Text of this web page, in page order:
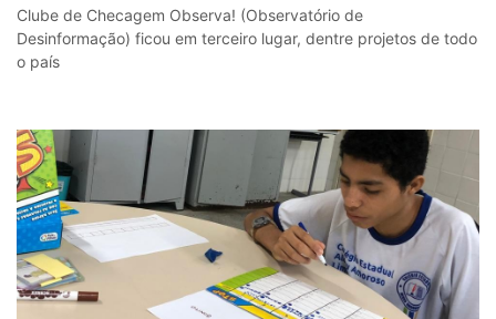
Clube de Checagem Observa! (Observatório de
Desinformação) ficou em terceiro lugar, dentre projetos de todo
o país